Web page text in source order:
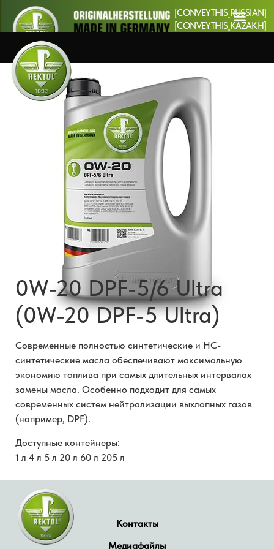
[CONVEYTHIS_RUSSIAN]
[CONVEYTHIS_KAZAKH]
0W-20 DPF-5/6 Ultra
(0W-20 DPF-5 Ultra)
Современные полностью синтетические и HC-
синтетические масла обеспечивают максимальную
экономию топлива при самых длительных интервалах
замены масла. Особенно подходит для самых
современных систем нейтрализации выхлопных газов
(например, DPF).
Доступные контейнеры:
1 л 4 л 5 л 20 л 60 л 205 л
Контакты
Медиафайлы